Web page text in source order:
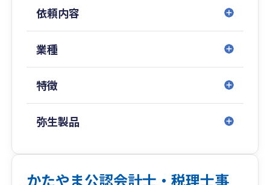
の経営理念を経営計画
として具体化していきます。この経営理念、経営
計画は従業員全員が共有
一緒に会社を大きくしていきましょう。
依頼内容
業種
特徴
弥生製品
かたやま公認会計士・税理士事